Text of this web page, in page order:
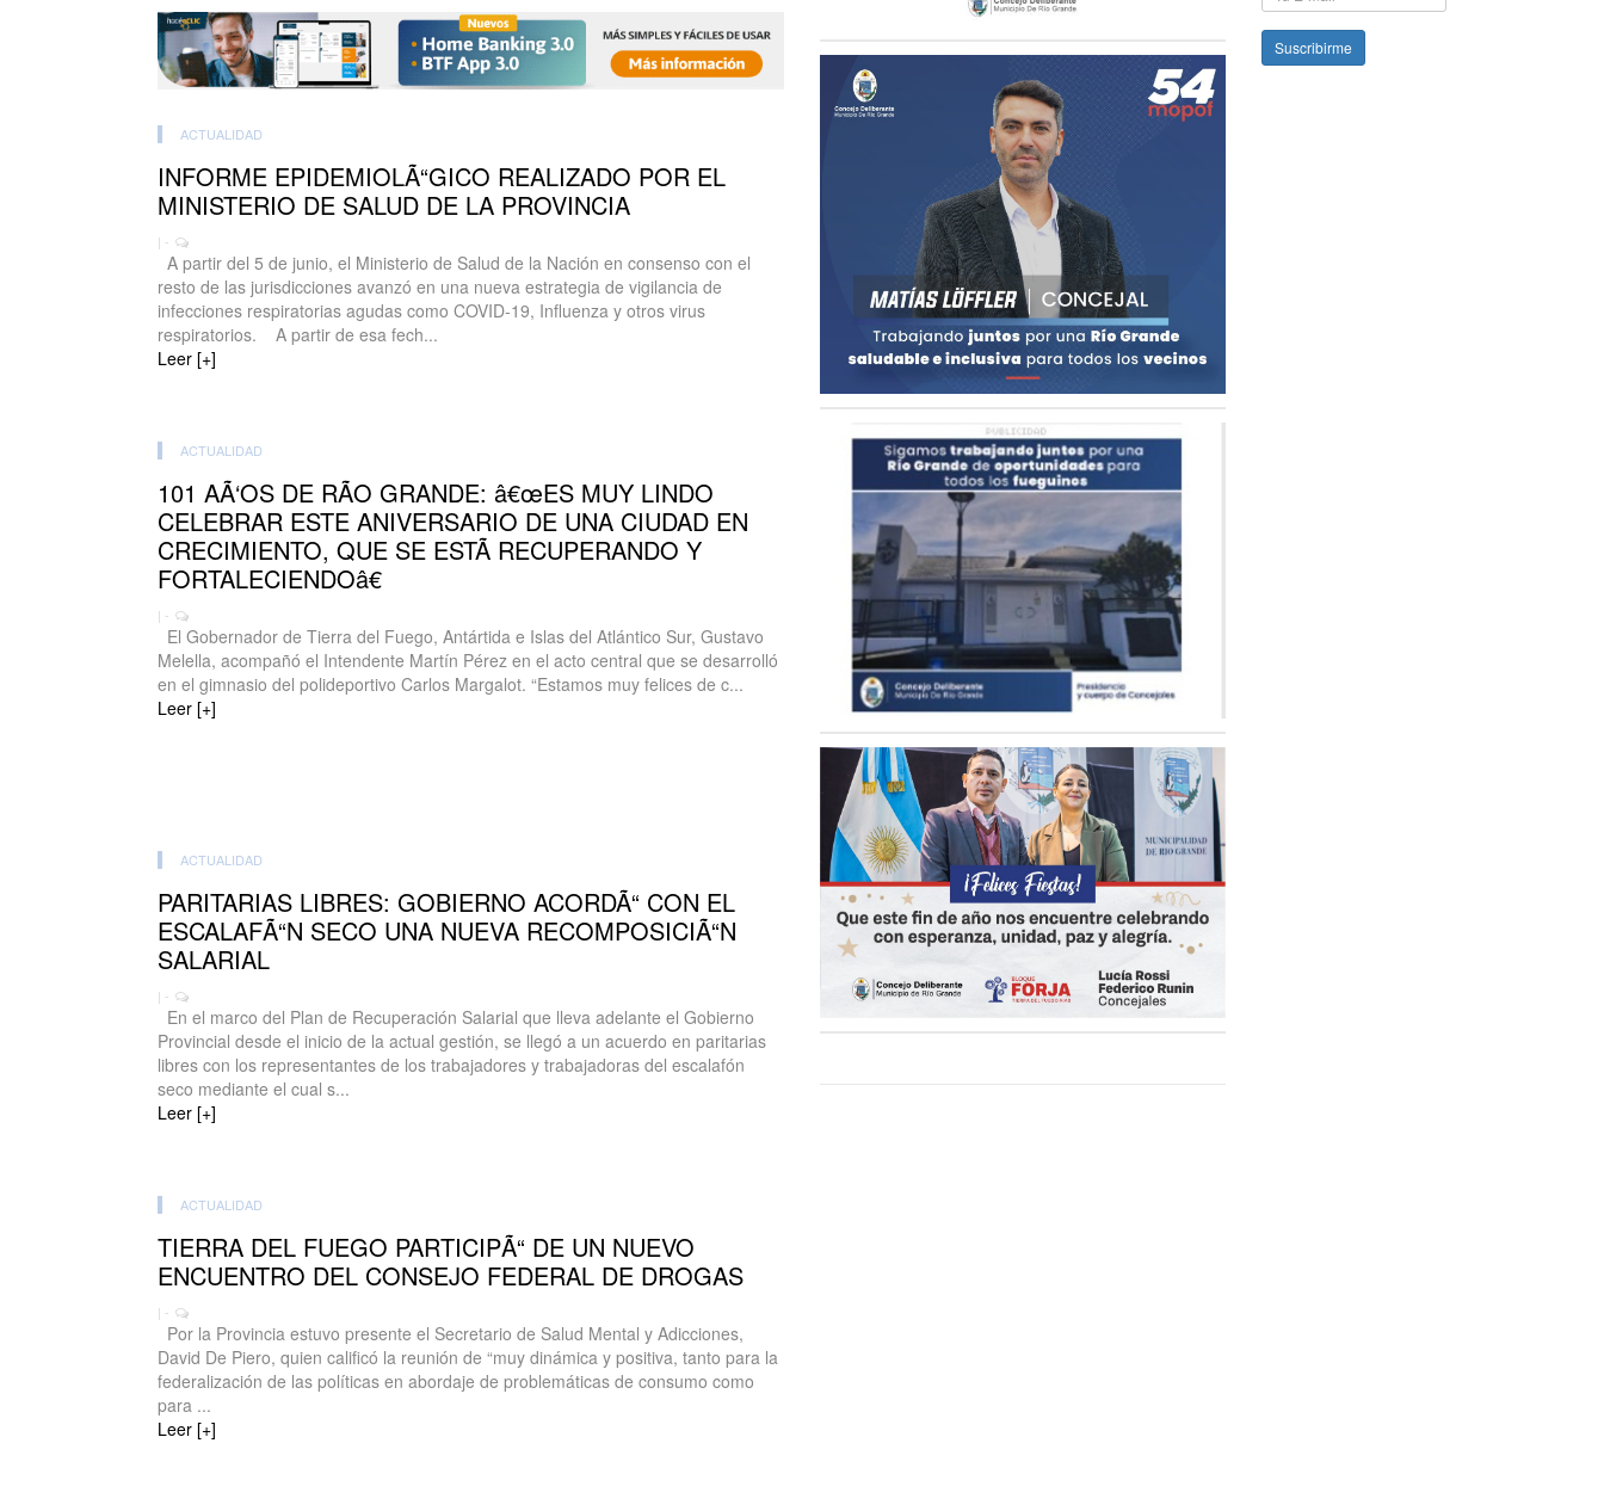
ACTUALIDAD
INFORME EPIDEMIOLÃ“GICO REALIZADO POR EL
MINISTERIO DE SALUD DE LA PROVINCIA
| -
A partir del 5 de junio, el Ministerio de Salud de la Nación en consenso con el
resto de las jurisdicciones avanzó en una nueva estrategia de vigilancia de
infecciones respiratorias agudas como COVID-19, Influenza y otros virus
respiratorios. A partir de esa fech...
Leer [+]
ACTUALIDAD
101 AÃ‘OS DE RÃO GRANDE: â€œES MUY LINDO
CELEBRAR ESTE ANIVERSARIO DE UNA CIUDAD EN
CRECIMIENTO, QUE SE ESTÃ RECUPERANDO Y
FORTALECIENDOâ€
| -
El Gobernador de Tierra del Fuego, Antártida e Islas del Atlántico Sur, Gustavo
Melella, acompañó el Intendente Martín Pérez en el acto central que se desarrolló
en el gimnasio del polideportivo Carlos Margalot. “Estamos muy felices de c...
Leer [+]
ACTUALIDAD
PARITARIAS LIBRES: GOBIERNO ACORDÃ“ CON EL
ESCALAFÃ“N SECO UNA NUEVA RECOMPOSICIÃ“N
SALARIAL
| -
En el marco del Plan de Recuperación Salarial que lleva adelante el Gobierno
Provincial desde el inicio de la actual gestión, se llegó a un acuerdo en paritarias
libres con los representantes de los trabajadores y trabajadoras del escalafón
seco mediante el cual s...
Leer [+]
ACTUALIDAD
TIERRA DEL FUEGO PARTICIPÃ“ DE UN NUEVO
ENCUENTRO DEL CONSEJO FEDERAL DE DROGAS
| -
Por la Provincia estuvo presente el Secretario de Salud Mental y Adicciones,
David De Piero, quien calificó la reunión de “muy dinámica y positiva, tanto para la
federalización de las políticas en abordaje de problemáticas de consumo como
para ...
Leer [+]
mail